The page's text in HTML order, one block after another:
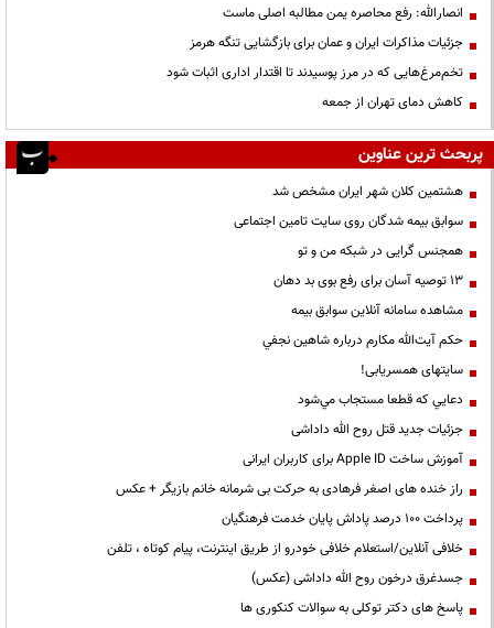
انصارالله: رفع محاصره یمن مطالبه اصلی ماست
جزئیات مذاکرات ایران و عمان برای بازگشایی تنگه هرمز
تخم‌مرغ‌هایی که در مرز پوسیدند تا اقتدار اداری اثبات شود
کاهش دمای تهران از جمعه
پربحث ترین عناوین
هشتمین کلان شهر ایران مشخص شد
سوابق بیمه شدگان روی سایت تامین اجتماعی
همجنس گرایی در شبکه من و تو
13 توصیه آسان برای رفع بوی بد دهان
مشاهده سامانه آنلاين سوابق بیمه
حكم آيت‌الله مكارم درباره شاهين نجفي
سایتهای همسریابی!
دعايي كه قطعا مستجاب مي‌شود
جزئیات جدید قتل روح الله داداشی
آموزش ساخت Apple ID برای کاربران ایرانی
راز خنده های اصغر فرهادی به حرکت بی شرمانه خانم بازیگر + عکس
پرداخت ۱۰۰ درصد پاداش پایان خدمت فرهنگیان
خلافی آنلاین/استعلام خلافی خودرو از طریق اینترنت، پیام کوتاه ، تلفن
جسدغرق درخون روح الله داداشی (عکس)
پاسخ های دکتر توکلی به سوالات کنکوری ها